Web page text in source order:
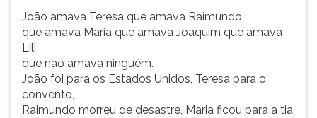
João amava Teresa que amava Raimundo
que amava Maria que amava Joaquim que amava
Lili
que não amava ninguém.
João foi para os Estados Unidos, Teresa para o
convento,
Raimundo morreu de desastre, Maria ficou para a tia,